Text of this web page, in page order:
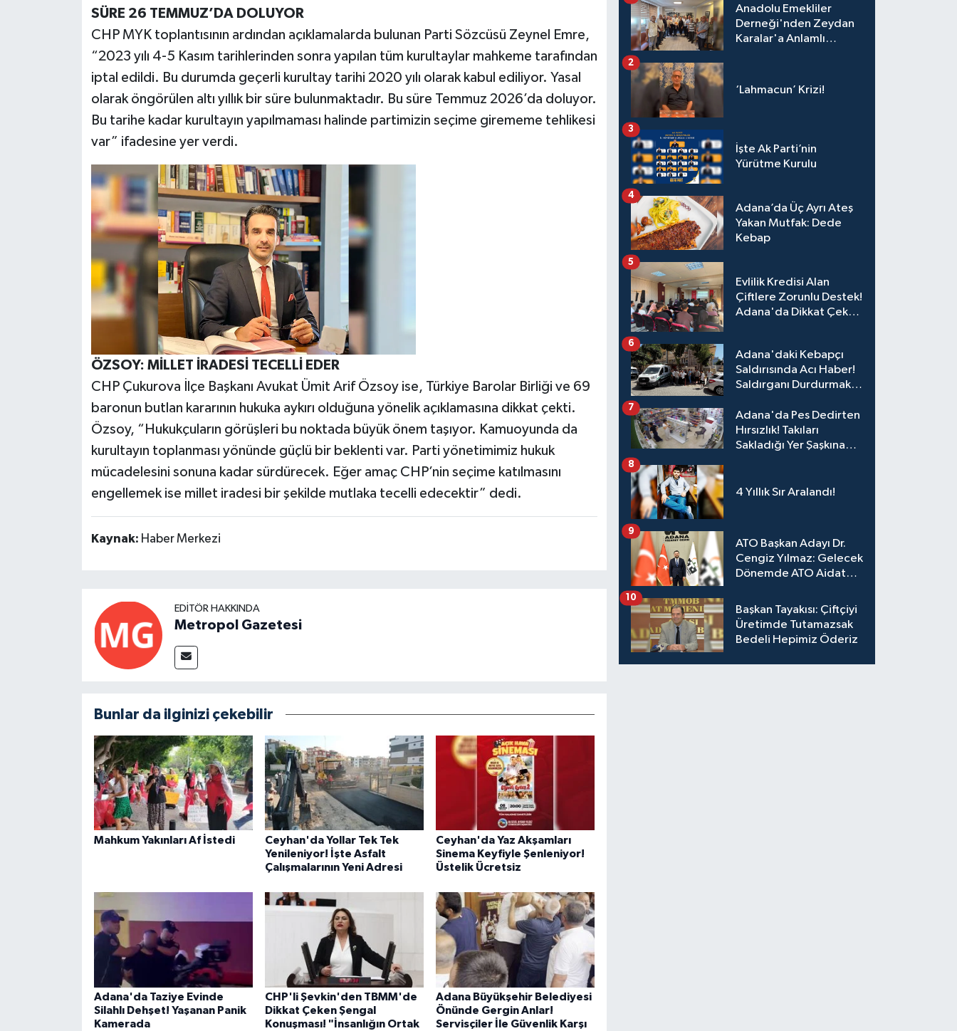
SÜRE 26 TEMMUZ’DA DOLUYOR
CHP MYK toplantısının ardından açıklamalarda bulunan Parti Sözcüsü Zeynel Emre,
“2023 yılı 4-5 Kasım tarihlerinden sonra yapılan tüm kurultaylar mahkeme tarafından
iptal edildi. Bu durumda geçerli kurultay tarihi 2020 yılı olarak kabul ediliyor. Yasal
olarak öngörülen altı yıllık bir süre bulunmaktadır. Bu süre Temmuz 2026’da doluyor.
Bu tarihe kadar kurultayın yapılmaması halinde partimizin seçime girememe tehlikesi
var” ifadesine yer verdi.
ÖZSOY: MİLLET İRADESİ TECELLİ EDER
CHP Çukurova İlçe Başkanı Avukat Ümit Arif Özsoy ise, Türkiye Barolar Birliği ve 69
baronun butlan kararının hukuka aykırı olduğuna yönelik açıklamasına dikkat çekti.
Özsoy, “Hukukçuların görüşleri bu noktada büyük önem taşıyor. Kamuoyunda da
kurultayın toplanması yönünde güçlü bir beklenti var. Parti yönetimimiz hukuk
mücadelesini sonuna kadar sürdürecek. Eğer amaç CHP’nin seçime katılmasını
engellemek ise millet iradesi bir şekilde mutlaka tecelli edecektir” dedi.
Kaynak: Haber Merkezi
EDITÖR HAKKINDA
Metropol Gazetesi
Bunlar da ilginizi çekebilir
Mahkum Yakınları Af İstedi
Ceyhan'da Yollar Tek Tek
Yenileniyor! İşte Asfalt
Çalışmalarının Yeni Adresi
Ceyhan'da Yaz Akşamları
Sinema Keyfiyle Şenleniyor!
Üstelik Ücretsiz
Adana'da Taziye Evinde
Silahlı Dehşet! Yaşanan Panik
Kamerada
CHP'li Şevkin'den TBMM'de
Dikkat Çeken Şengal
Konuşması! "İnsanlığın Ortak
Adana Büyükşehir Belediyesi
Önünde Gergin Anlar!
Servisçiler İle Güvenlik Karşı
Anadolu Emekliler
Derneği'nden Zeydan
Karalar'a Anlamlı
‘Lahmacun’ Krizi!
2
İşte Ak Parti’nin
Yürütme Kurulu
3
Adana’da Üç Ayrı Ateş
Yakan Mutfak: Dede
Kebap
4
Evlilik Kredisi Alan
Çiftlere Zorunlu Destek!
Adana'da Dikkat Çeken
5
Adana'daki Kebapçı
Saldırısında Acı Haber!
Saldırganı Durdurmak
Kaybetti
6
Adana'da Pes Dedirten
Hırsızlık! Takıları
Sakladığı Yer Şaşkına
7
4 Yıllık Sır Aralandı!
8
ATO Başkan Adayı Dr.
Cengiz Yılmaz: Gelecek
Dönemde ATO Aidat
Üyelerimize Ve
Adana'ya Yatırılacak
9
Başkan Tayakısı: Çiftçiyi
Üretimde Tutamazsak
Bedeli Hepimiz Öderiz
10